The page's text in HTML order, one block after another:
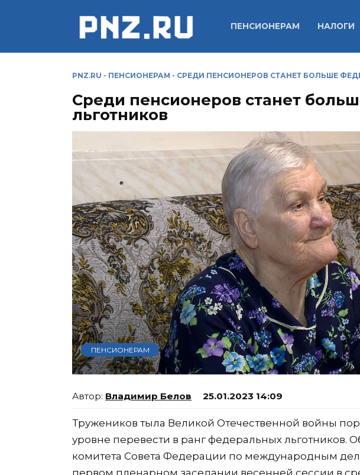
ПЕНСИОНЕРАМ НАЛОГИ
PNZ.RU - ПЕНСИОНЕРАМ - СРЕДИ ПЕНСИОНЕРОВ СТАНЕТ БОЛЬШЕ
Среди пенсионеров станет
льготников
ПЕНСИОНЕРАМ
Владимир Белов 25.01.2023 14:09
Тружеников тыла Великой Отечественной войны
уровне перевести в ранг федеральных льготников.
комитета Совета Федерации по международным